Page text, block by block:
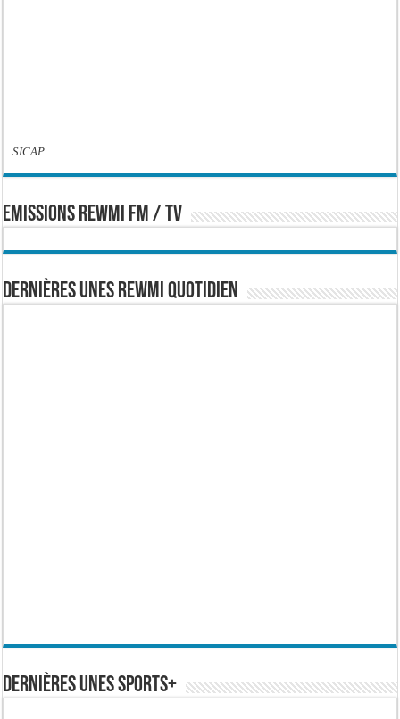
SICAP
EMISSIONS REWMI FM / TV
Dernières Unes Rewmi Quotidien
Dernières Unes Sports+